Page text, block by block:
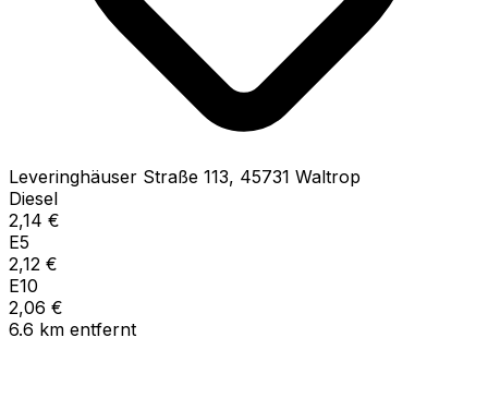
Leveringhäuser Straße 113, 45731 Waltrop
Diesel
2,14 €
E5
2,12 €
E10
2,06 €
6.6 km entfernt